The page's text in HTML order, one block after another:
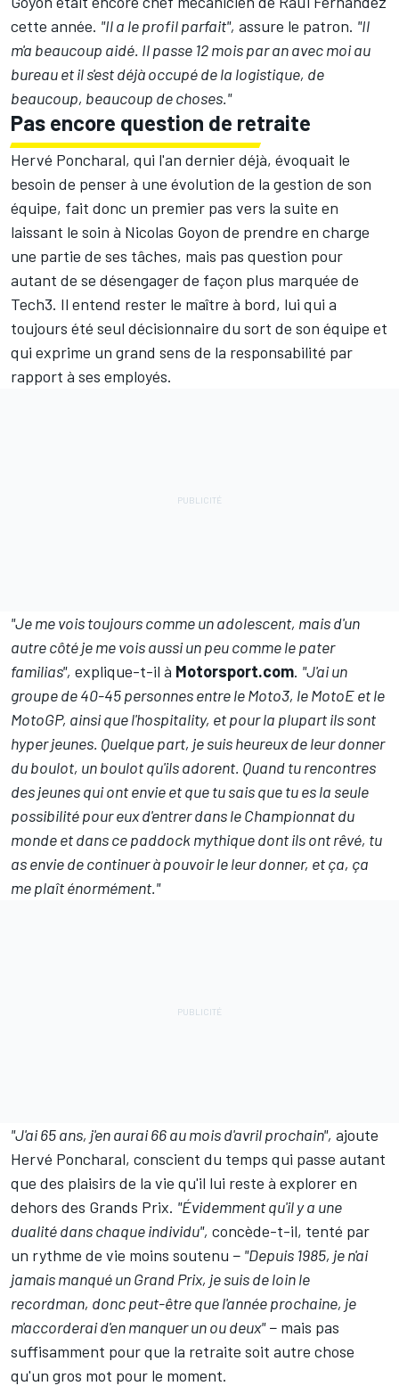
cette année. "Il a le profil parfait", assure le patron. "Il
m'a beaucoup aidé. Il passe 12 mois par an avec moi au
bureau et il s'est déjà occupé de la logistique, de
beaucoup, beaucoup de choses."
Pas encore question de retraite
Hervé Poncharal, qui l'an dernier déjà, évoquait le
besoin de penser à une évolution de la gestion de son
équipe, fait donc un premier pas vers la suite en
laissant le soin à Nicolas Goyon de prendre en charge
une partie de ses tâches, mais pas question pour
autant de se désengager de façon plus marquée de
Tech3. Il entend rester le maître à bord, lui qui a
toujours été seul décisionnaire du sort de son équipe et
qui exprime un grand sens de la responsabilité par
rapport à ses employés.
"Je me vois toujours comme un adolescent, mais d'un
autre côté je me vois aussi un peu comme le pater
familias", explique-t-il à Motorsport.com. "J'ai un
groupe de 40-45 personnes entre le Moto3, le MotoE et le
MotoGP, ainsi que l'hospitality, et pour la plupart ils sont
hyper jeunes. Quelque part, je suis heureux de leur donner
du boulot, un boulot qu'ils adorent. Quand tu rencontres
des jeunes qui ont envie et que tu sais que tu es la seule
possibilité pour eux d'entrer dans le Championnat du
monde et dans ce paddock mythique dont ils ont rêvé, tu
as envie de continuer à pouvoir le leur donner, et ça, ça
me plaît énormément."
"J'ai 65 ans, j'en aurai 66 au mois d'avril prochain", ajoute
Hervé Poncharal, conscient du temps qui passe autant
que des plaisirs de la vie qu'il lui reste à explorer en
dehors des Grands Prix. "Évidemment qu'il y a une
dualité dans chaque individu", concède-t-il, tenté par
un rythme de vie moins soutenu − "Depuis 1985, je n'ai
jamais manqué un Grand Prix, je suis de loin le
recordman, donc peut-être que l'année prochaine, je
m'accorderai d'en manquer un ou deux"− mais pas
suffisamment pour que la retraite soit autre chose
qu'un gros mot pour le moment.